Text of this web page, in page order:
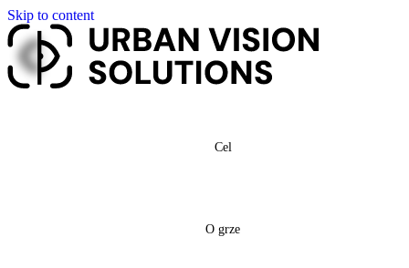
Skip to content
Cel
O grze